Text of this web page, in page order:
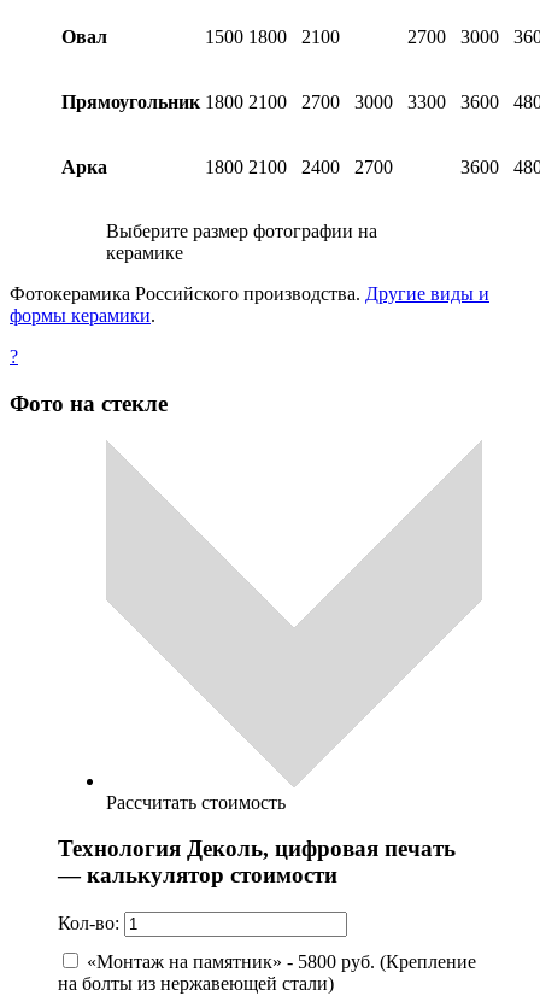
Овал 1500 1800 2100 2700 3000
Прямоугольник 1800 2100 2700 3000 3300 3600
Арка 1800 2100 2400 2700 3600
Выберите размер фотографии на
керамике
Фотокерамика Российского производства. Другие виды и
формы керамики.
?
Фото на стекле
Рассчитать стоимость
Технология Деколь, цифровая печать
— калькулятор стоимости
Кол-во:
«Монтаж на памятник» - 5800 руб. (Крепление
на болты из нержавеющей стали)